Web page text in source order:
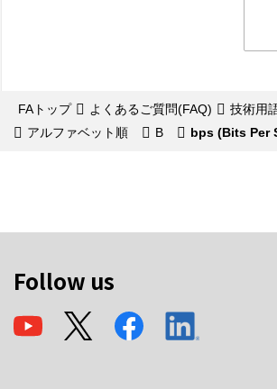
FAトップ よくあるご質問(FAQ)
技術用
アルファベット順
B bps (Bits Per
Follow us